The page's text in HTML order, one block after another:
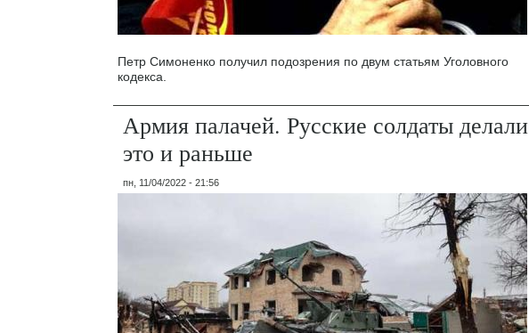
Петр Симоненко получил подозрения по двум статьям Уголовного
кодекса.
Армия палачей. Русские солдаты делали
это и раньше
пн, 11/04/2022 - 21:56